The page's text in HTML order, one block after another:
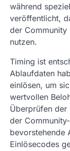
während
veröffentlicht,
der Community
nutzen.
Timing ist
Ablaufdaten
einlösen, um
wertvollen
Überprüfen der
der
bevorstehende
Einlösecodes